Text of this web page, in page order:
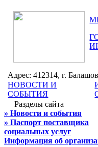
Адрес: 412314, г.
НОВОСТИ И
СОБЫТИЯ
Разделы сайта
» Новости и события
» Паспорт поставщика
социальных услуг
Информация об